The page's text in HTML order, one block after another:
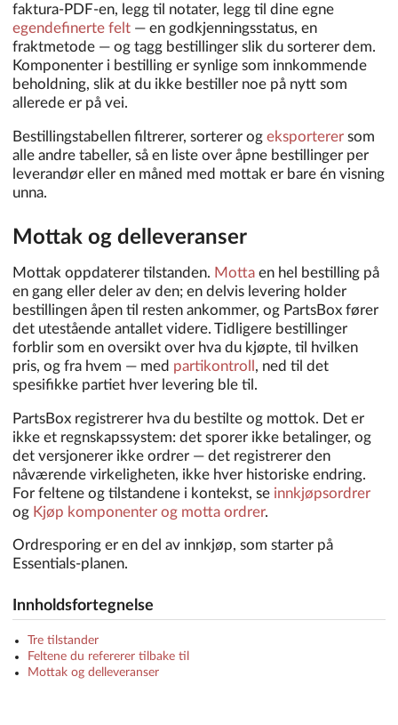
faktura-PDF-en, legg til notater, legg til dine egne
egendefinerte felt — en godkjenningsstatus, en
fraktmetode — og tagg bestillinger slik du sorterer dem.
Komponenter i bestilling er synlige som innkommende
beholdning, slik at du ikke bestiller noe på nytt som
allerede er på vei.
Bestillingstabellen filtrerer, sorterer og eksporterer som
alle andre tabeller, så en liste over åpne bestillinger per
leverandør eller en måned med mottak er bare én visning
unna.
Mottak og delleveranser
Mottak oppdaterer tilstanden. Motta en hel bestilling på
en gang eller deler av den; en delvis levering holder
bestillingen åpen til resten ankommer, og PartsBox fører
det utestående antallet videre. Tidligere bestillinger
forblir som en oversikt over hva du kjøpte, til hvilken
pris, og fra hvem — med partikontroll , ned til det
spesifikke partiet hver levering ble til.
PartsBox registrerer hva du bestilte og mottok. Det er
ikke et regnskapssystem: det sporer ikke betalinger, og
det versjonerer ikke ordrer — det registrerer den
nåværende virkeligheten, ikke hver historiske endring.
For feltene og tilstandene i kontekst, se innkjøpsordrer
og Kjøp komponenter og motta ordrer.
Ordresporing er en del av innkjøp, som starter på
Essentials-planen.
Innholdsfortegnelse
Tre tilstander
Feltene du refererer tilbake til
Mottak og delleveranser